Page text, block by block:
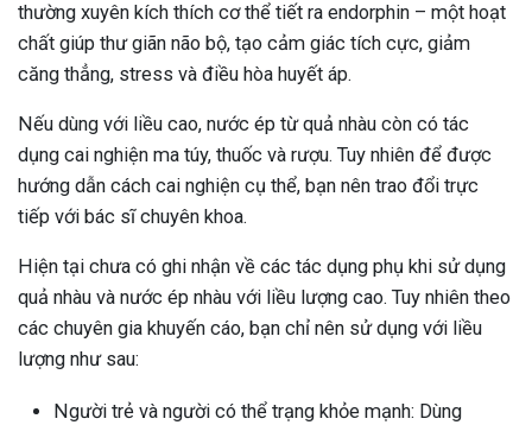
thường xuyên kích thích cơ thể tiết ra endorphin – một hoạt
chất giúp thư giãn não bộ, tạo cảm giác tích cực, giảm
căng thẳng, stress và điều hòa huyết áp.
Nếu dùng với liều cao, nước ép từ quả nhàu còn có tác
dụng cai nghiện ma túy, thuốc và rượu. Tuy nhiên để được
hướng dẫn cách cai nghiện cụ thể, bạn nên trao đổi trực
tiếp với bác sĩ chuyên khoa.
Hiện tại chưa có ghi nhận về các tác dụng phụ khi sử dụng
quả nhàu và nước ép nhàu với liều lượng cao. Tuy nhiên theo
các chuyên gia khuyến cáo, bạn chỉ nên sử dụng với liều
lượng như sau:
Người trẻ và người có thể trạng khỏe mạnh: Dùng